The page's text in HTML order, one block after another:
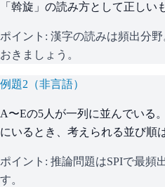
「斡旋」の読み方として正しい
ポイント: 漢字の読みは頻出分
おきましょう。
例題2 （非言語）
A〜Eの5人が一列に並んでいる
にいるとき、考えられる並び順
ポイント: 推論問題はSPIで最頻
す。